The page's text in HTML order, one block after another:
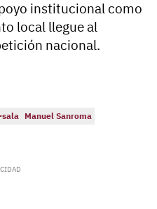
institucional como
local llegue al
nacional.
Manuel Sanroma